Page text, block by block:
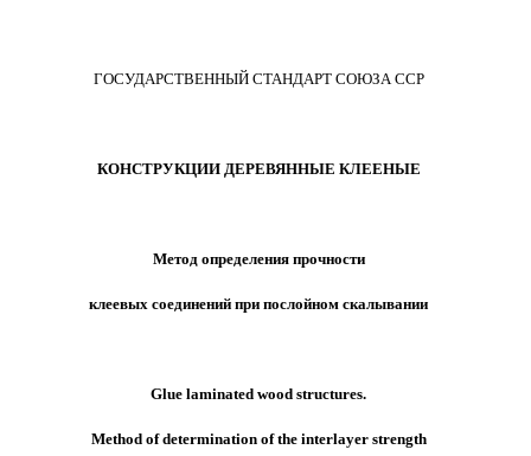
ГОСУДАРСТВЕННЫЙ СТАНДАРТ СОЮЗА ССР
КОНСТРУКЦИИ ДЕРЕВЯННЫЕ КЛЕЕНЫЕ
Метод определения прочности
клеевых соединений при послойном скалывании
Glue laminated wood structures.
Method of determination ofthe interlayer strength